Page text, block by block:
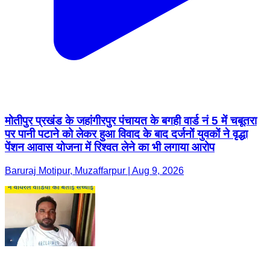
मोतीपुर प्रखंड के जहांगीरपुर पंचायत के बगही वार्ड नं 5 में चबूतरा
पर पानी पटाने को लेकर हुआ विवाद के बाद दर्जनों युवकों ने वृद्धा
पेंशन आवास योजना में रिश्वत लेने का भी लगाया आरोप
Baruraj Motipur, Muzaffarpur | Aug 9, 2026